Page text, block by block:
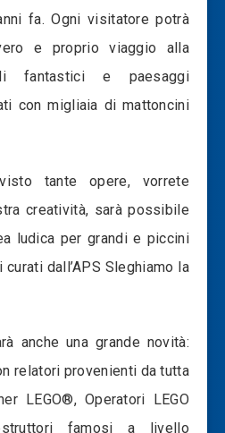
fa. Ogni visitatore potrà
e proprio viaggio alla
fantastici e paesaggi
con migliaia di mattoncini
tante opere, vorrete
creatività, sarà possibile
ludica per grandi e piccini
dall’APS Sleghiamo la
anche una grande novità:
relatori provenienti da tutta
LEGO®, Operatori LEGO
famosi a livello